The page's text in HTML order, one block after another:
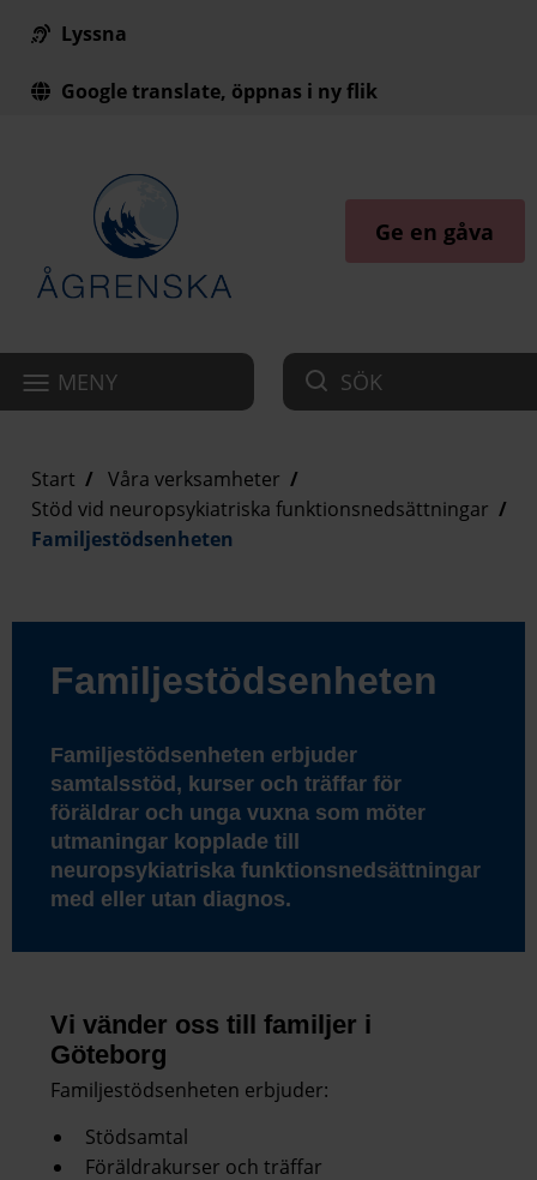
Till innehåll på sidan
Lyssna
Google translate, öppnas i ny flik
Ge en gåva
MENY SÖK
Start
Våra verksamheter
Stöd vid neuropsykiatriska funktionsnedsättningar
Familjestödsenheten
Familjestödsenheten
Familjestödsenheten erbjuder
samtalsstöd, kurser och träffar för
föräldrar och unga vuxna som möter
utmaningar kopplade till
neuropsykiatriska funktionsnedsättningar
med eller utan diagnos.
Vi vänder oss till familjer i
Göteborg
Familjestödsenheten erbjuder:
Stödsamtal
Föräldrakurser och träffar